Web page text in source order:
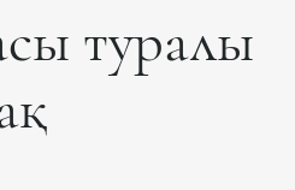
туралы